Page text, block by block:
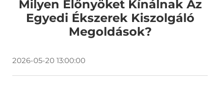
Milyen Előnyöket Kínálnak Az
Egyedi Ékszerek Kiszolgáló
Megoldások?
2026-05-20 13:00:00